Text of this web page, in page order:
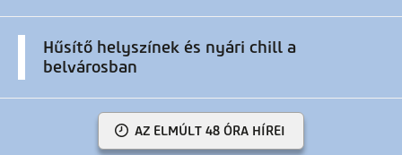
Hűsítő helyszínek és nyári chill a
belvárosban
AZ ELMÚLT 48 ÓRA HÍREI